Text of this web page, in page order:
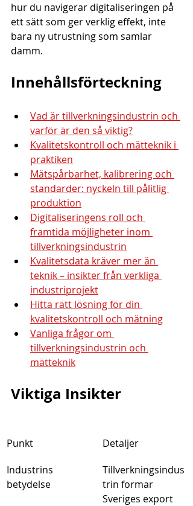
hur du navigerar digitaliseringen på
ett sätt som ger verklig effekt, inte
bara ny utrustning som samlar
damm.
Innehållsförteckning
Vad är tillverkningsindustrin och
varför är den så viktig?
Kvalitetskontroll och mätteknik i
praktiken
Mätspårbarhet, kalibrering och
standarder: nyckeln till pålitlig
produktion
Digitaliseringens roll och
framtida möjligheter inom
tillverkningsindustrin
Kvalitetsdata kräver mer än
teknik – insikter från verkliga
industriprojekt
Hitta rätt lösning för din
kvalitetskontroll och mätning
Vanliga frågor om
tillverkningsindustrin och
mätteknik
Viktiga Insikter
Punkt
Detaljer
Industrins
betydelse
Tillverkningsindus
trin formar
Sveriges export